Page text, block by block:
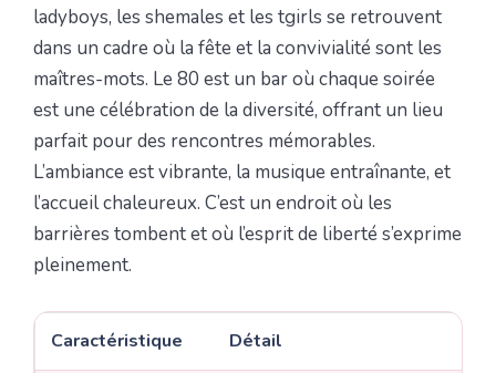
ladyboys, les shemales et les tgirls se retrouvent
dans un cadre où la fête et la convivialité sont les
maîtres-mots. Le 80 est un bar où chaque soirée
est une célébration de la diversité, offrant un lieu
parfait pour des rencontres mémorables.
L’ambiance est vibrante, la musique entraînante, et
l’accueil chaleureux. C’est un endroit où les
barrières tombent et où l’esprit de liberté s’exprime
pleinement.
Caractéristique Détail